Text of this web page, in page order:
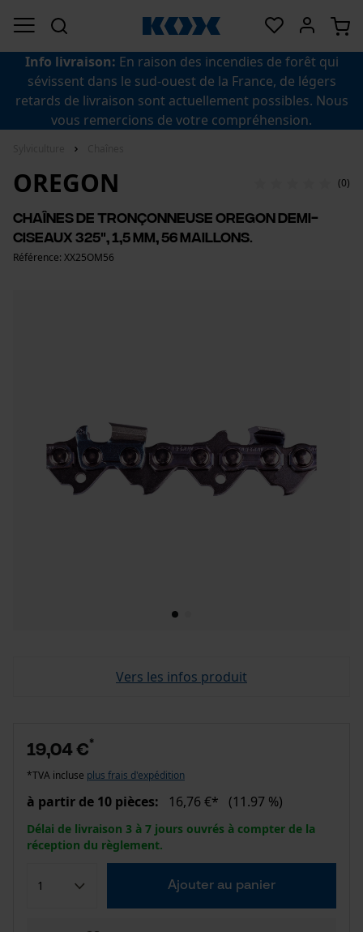
Info livraison: En raison des incendies de forêt qui
sévissent dans le sud-ouest de la France, de légers
retards de livraison sont actuellement possibles. Nous
vous remercions de votre compréhension.
OREGON (0)
Chaînes de tronçonneuse Oregon demi-
ciseaux 325", 1,5 mm, 56 maillons.
Référence: XX25OM56
Vers les infos produit
19,04 €*
*TVA incluse plus frais d'expédition
à partir de 10 pièces: 16,76 €* (11.97 %)
Délai de livraison 3 à 7 jours ouvrés à compter de la
réception du règlement.
Ajouter au panier